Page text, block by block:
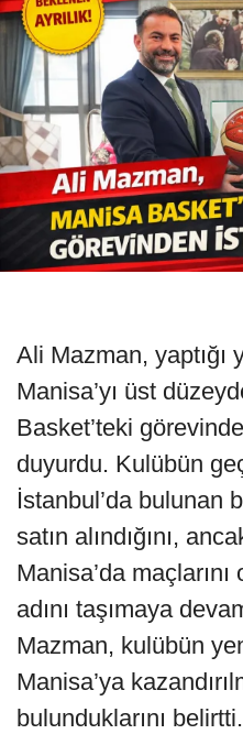
Ali Mazman, yaptığı
Manisa’yı üst
Basket’teki
duyurdu. Kulübün
İstanbul’da bulunan
satın alındığını,
Manisa’da
adını taşımaya
Mazman, kulübün
Manisa’ya
bulunduklarını belirtti.